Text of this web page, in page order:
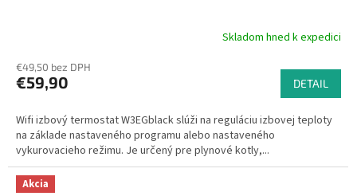
produktu
je
z
5
hviezdičiek.
Skladom hned k expedici
€49,50 bez DPH
€59,90 DETAIL
Wifi izbový termostat W3EGblack slúži na reguláciu izbovej teploty
na základe nastaveného programu alebo nastaveného
vykurovacieho režimu. Je určený pre plynové kotly,...
Akcia